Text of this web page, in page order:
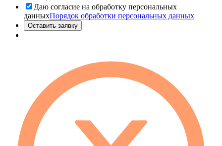
Даю согласие на обработку персональных
данныхПорядок обработки персональных данных
Оставить заявку